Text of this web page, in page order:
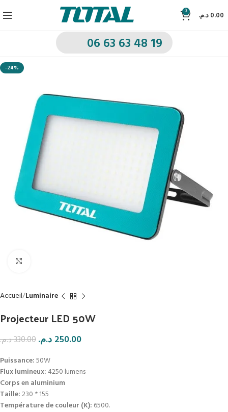
0 0.00د.م.
06 63 63 48 19
-24%
Accueil Luminaire
Projecteur LED 50W
330.00د.م. 250.00 د.م.
Puissance:50W
Flux lumineux: 4250 lumens
Corps en aluminium
Taille:230 * 155
Température de couleur (K): 6500.